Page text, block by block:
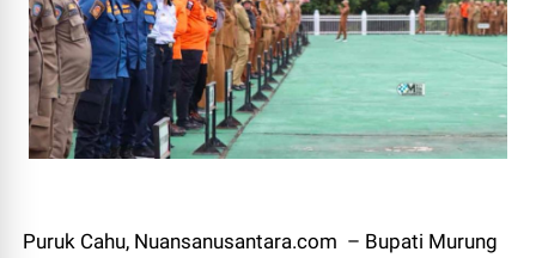
Puruk Cahu, Nuansanusantara.com – Bupati Murung